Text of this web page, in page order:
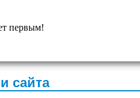
первым!
сайта